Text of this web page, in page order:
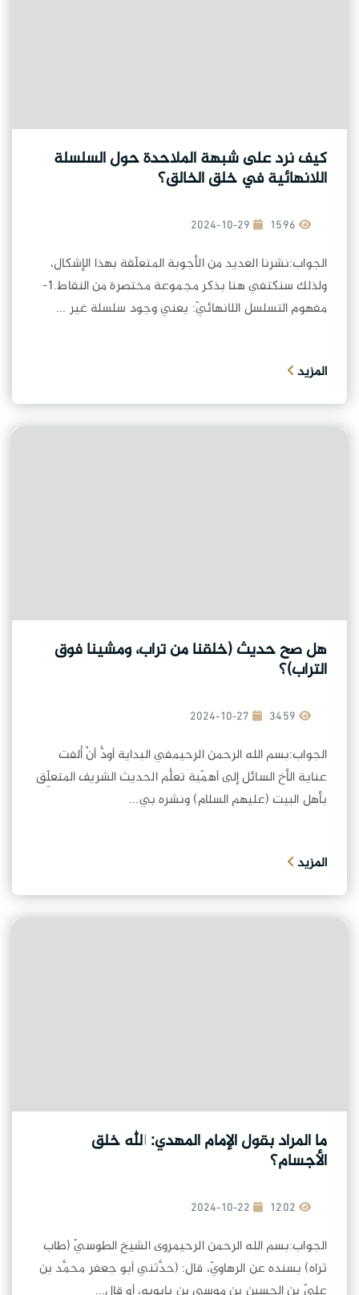
كيف نرد على شبهة الملاحدة حول السلسلة
اللانهائية في خلق الخالق؟
2024-10-29
الجواب:نشرنا العديد من الأجوبة المتعلّقة بهذا الإشكال،
ولذلك سنكتفي هنا بذكر مجموعة مختصرة من النقاط.1-
مفهوم التسلسل اللانهائيّ: يعني وجود سلسلة غير ...
المزيد
هل صح حديث (خلقنا من تراب، ومشينا فوق
التراب)؟
2024-10-27
الجواب:بسم الله الرحمن الرحيمفي البداية أودُّ أنْ أُلفت
عناية الأخ السائل إلى أهمّية تعلُّم الحديث الشريف المتعلِّق
بأهل البيت (عليهم السلام) ونشره بي...
المزيد
ما المراد بقول الإمام المهدي: الله خلق
الأجسام؟
2024-10-22
الجواب:بسم الله الرحمن الرحيمروى الشيخ الطوسيّ (طاب
ثراه) بسنده عن الرهاويّ، قال: (حدَّثني أبو جعفر محمَّد بن